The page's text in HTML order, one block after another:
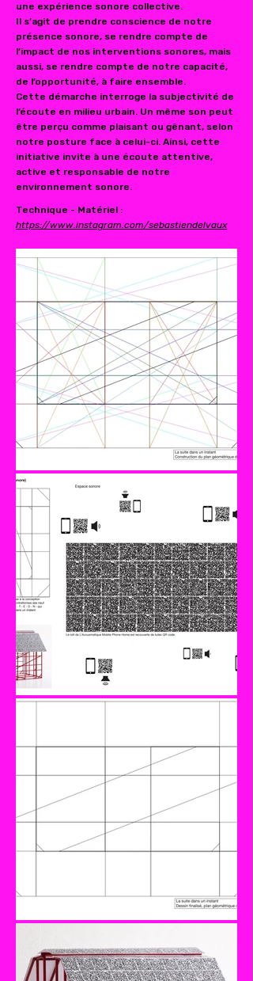
une expérience sonore collective.
Il s’agit de prendre conscience de notre
présence sonore, se rendre compte de
l’impact de nos interventions sonores, mais
aussi, se rendre compte de notre capacité,
de l’opportunité, à faire ensemble.
Cette démarche interroge la subjectivité de
l’écoute en milieu urbain. Un même son peut
être perçu comme plaisant ou gênant, selon
notre posture face à celui-ci. Ainsi, cette
initiative invite à une écoute attentive,
active et responsable de notre
environnement sonore.
Technique - Matériel :
https://www.instagram.com/sebastiendelvaux